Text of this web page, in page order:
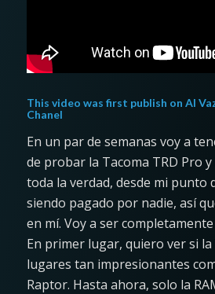
This video was first publish on Al
Chanel
En un par de semanas voy a
de probar la Tacoma TRD Pro
toda la verdad, desde mi punto
siendo pagado por nadie, así
en mí. Voy a ser
En primer lugar, quiero ver si la
lugares tan impresionantes
Raptor. Hasta ahora, solo la